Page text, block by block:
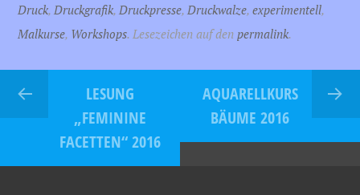
Druck, Druckgrafik, Druckpresse, Druckwalze,experimentell,
Malkurse, Workshops. Lesezeichen auf den permalink.
LESUNG
„FEMININE
FACETTEN“ 2016
AQUARELLKURS
BÄUME 2016